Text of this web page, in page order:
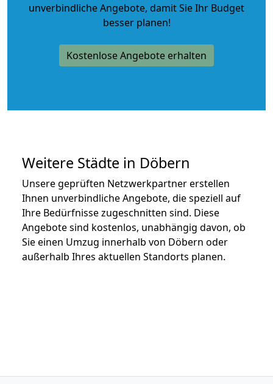
unverbindliche Angebote, damit Sie Ihr Budget
besser planen!
Kostenlose Angebote erhalten
Weitere Städte in Döbern
Unsere geprüften Netzwerkpartner erstellen
Ihnen unverbindliche Angebote, die speziell auf
Ihre Bedürfnisse zugeschnitten sind. Diese
Angebote sind kostenlos, unabhängig davon, ob
Sie einen Umzug innerhalb von Döbern oder
außerhalb Ihres aktuellen Standorts planen.